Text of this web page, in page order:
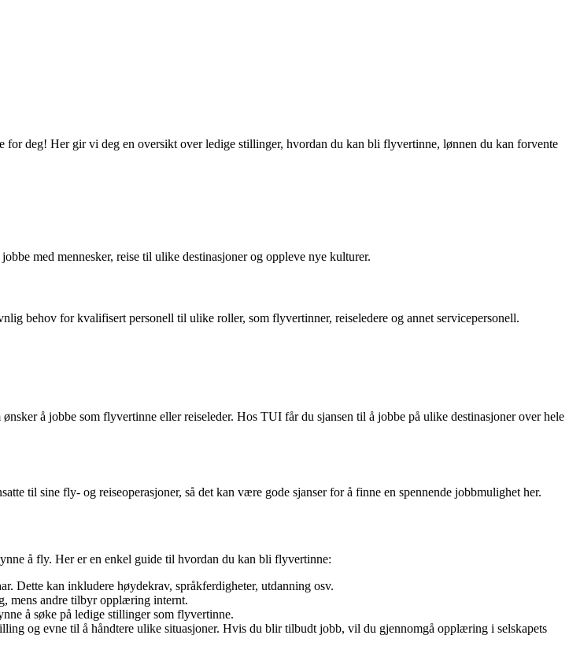
deg! Her gir vi deg en oversikt over ledige stillinger, hvordan du kan bli flyvertinne, lønnen du kan forvente
med mennesker, reise til ulike destinasjoner og oppleve nye kulturer.
behov for kvalifisert personell til ulike roller, som flyvertinner, reiseledere og annet servicepersonell.
å jobbe som flyvertinne eller reiseleder. Hos TUI får du sjansen til å jobbe på ulike destinasjoner over hele
til sine fly- og reiseoperasjoner, så det kan være gode sjanser for å finne en spennende jobbmulighet her.
å fly. Her er en enkel guide til hvordan du kan bli flyvertinne:
Dette kan inkludere høydekrav, språkferdigheter, utdanning osv.
mens andre tilbyr opplæring internt.
å søke på ledige stillinger som flyvertinne.
og evne til å håndtere ulike situasjoner. Hvis du blir tilbudt jobb, vil du gjennomgå opplæring i selskapets